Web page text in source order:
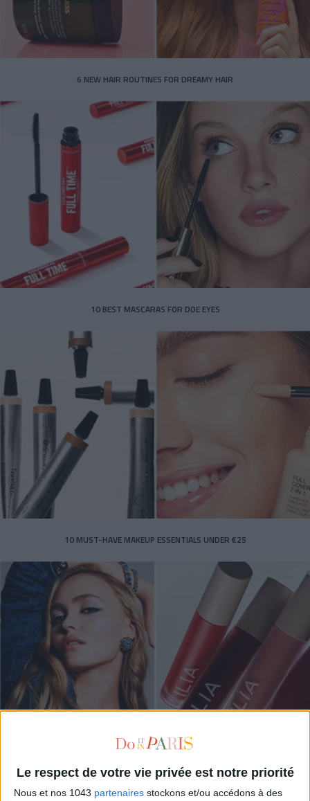
Le respect de votre vie privée est notre priorité
Nous et nos 1043 partenaires stockons et/ou accédons à des
6 NEW HAIR ROUTINES FOR DREAMY HAIR
10 BEST MASCARAS FOR DOE EYES
10 MUST-HAVE MAKEUP ESSENTIALS UNDER €25
10 PRODUCTS FOR A NATURAL HEALTHY GLOW MAKEUP LOOK